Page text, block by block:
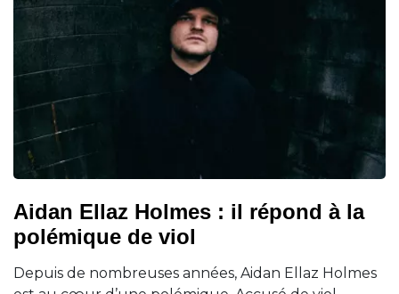
Aidan Ellaz Holmes : il répond à la
polémique de viol
Depuis de nombreuses années, Aidan Ellaz Holmes